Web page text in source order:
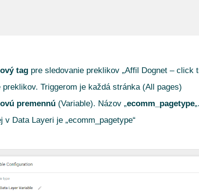
tag pre sledovanie preklikov „Affil Dognet – click
Triggerom je každá stránka (All pages)
premennú (Variable). Názov „ecomm_pagetype
v Data Layeri je „ecomm_pagetype“